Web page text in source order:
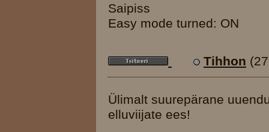
Saipiss
Easy mode turned: ON
Tihhon
Ülimalt suurepärane
elluviijate ees!